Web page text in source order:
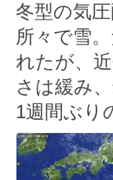
冬型の気
所々で雪
れたが、
さは緩み
1週間ぶり